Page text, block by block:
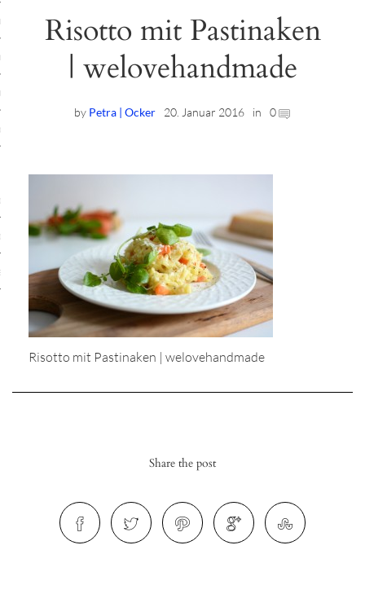
Workshops
Location
Workshops
Risotto mit Pastinaken
| welovehandmade
by Petra | Ocker 20. Januar 2016 in 0
Risotto mit Pastinaken | welovehandmade
Share the post